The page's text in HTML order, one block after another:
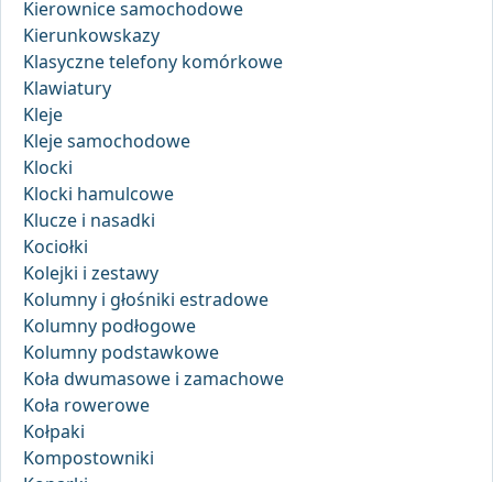
Kierownice samochodowe
Kierunkowskazy
Klasyczne telefony komórkowe
Klawiatury
Kleje
Kleje samochodowe
Klocki
Klocki hamulcowe
Klucze i nasadki
Kociołki
Kolejki i zestawy
Kolumny i głośniki estradowe
Kolumny podłogowe
Kolumny podstawkowe
Koła dwumasowe i zamachowe
Koła rowerowe
Kołpaki
Kompostowniki